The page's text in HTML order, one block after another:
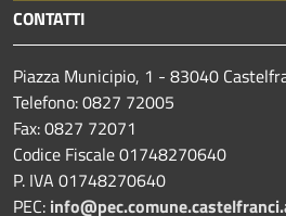
CONTATTI
Piazza Municipio, 1 - 83040
Telefono: 0827 72005
Fax: 0827 72071
Codice Fiscale 01748270640
P. IVA 01748270640
PEC: